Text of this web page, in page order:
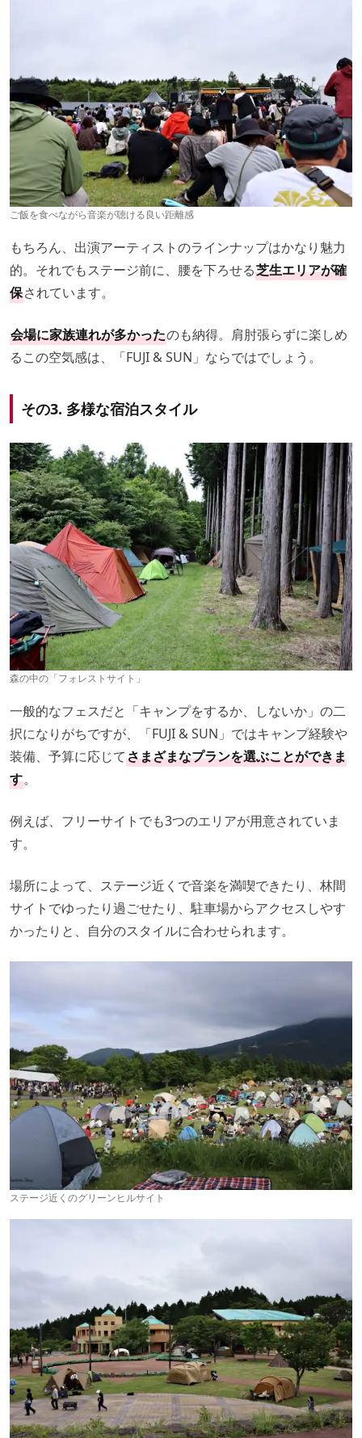
ご飯を食べながら音楽が聴ける良い距離感
もちろん、出演アーティストのラインナップはかなり魅力
的。それでもステージ前に、腰を下ろせる芝生エリアが確
保されています。
会場に家族連れが多かったのも納得。肩肘張らずに楽しめ
るこの空気感は、「FUJI & SUN」ならではでしょう。
その3. 多様な宿泊スタイル
森の中の「フォレストサイト」
一般的なフェスだと「キャンプをするか、しないか」の二
択になりがちですが、「FUJI & SUN」ではキャンプ経験や
装備、予算に応じてさまざまなプランを選ぶことができま
す。
例えば、フリーサイトでも3つのエリアが用意されていま
す。
場所によって、ステージ近くで音楽を満喫できたり、林間
サイトでゆったり過ごせたり、駐車場からアクセスしやす
かったりと、自分のスタイルに合わせられます。
ステージ近くのグリーンヒルサイト